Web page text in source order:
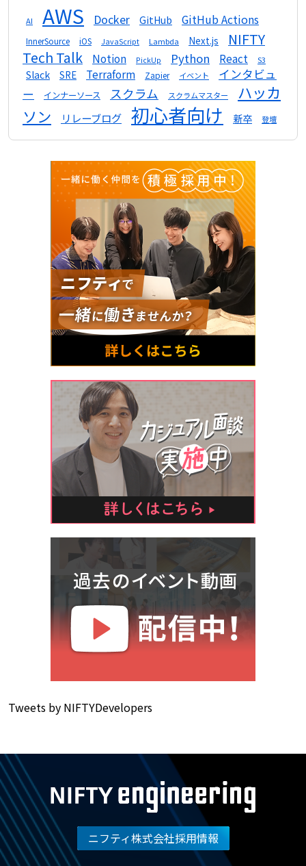
AI AWS Docker GitHub GitHub Actions
InnerSource iOS JavaScript Lambda Next.js
NIFTY
Tech Talk
Notion PickUp Python React S3
Slack SRE Terraform Zapier イベント
インタビュ
ー
インナーソース スクラム スクラムマスター
ハッカ
ソン
リレーブログ 初心者向け 新卒 登壇
Tweets by NIFTYDevelopers
ニフティ株式会社採用情報